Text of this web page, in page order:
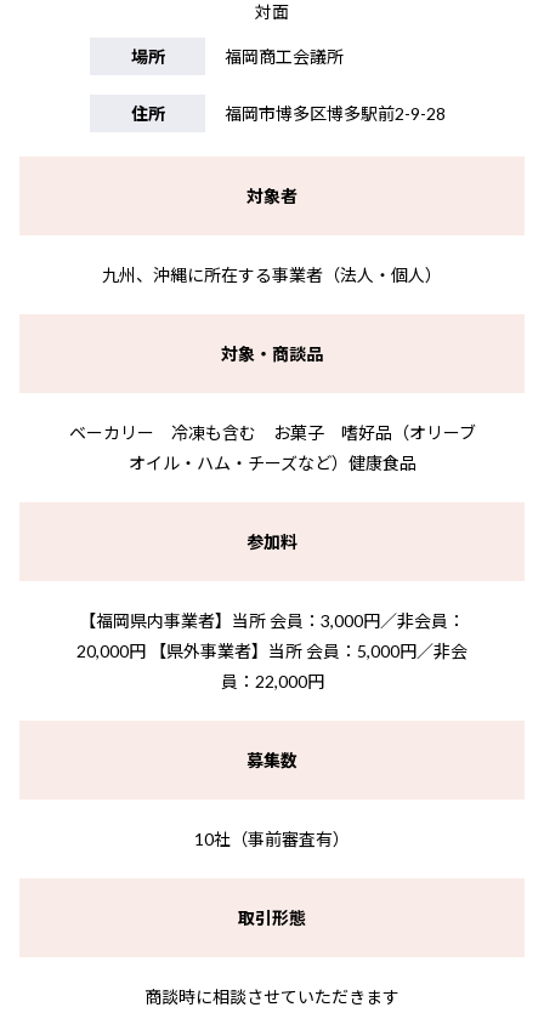
対面
場所 福岡商工会議所
住所 福岡市博多区博多駅前2-9-28
対象者
九州、沖縄に所在する事業者（法人・個人）
対象・商談品
ベーカリー 冷凍も含む お菓子 嗜好品（オリーブ
オイル・ハム・チーズなど）健康食品
参加料
【福岡県内事業者】当所 会員：3,000円／非会員：
20,000円 【県外事業者】当所 会員：5,000円／非会
員：22,000円
募集数
10社（事前審査有）
取引形態
商談時に相談させていただきます